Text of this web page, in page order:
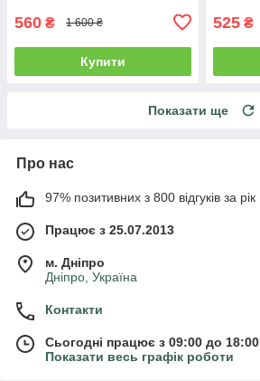
560 ₴ 1 600 ₴
Купити
525 ₴
Показати ще
Про нас
97% позитивних з 800 відгуків за рік
Працює з 25.07.2013
м. Дніпро
Дніпро, Україна
Контакти
Сьогодні працює з 09:00 до 18:00
Показати весь графік роботи